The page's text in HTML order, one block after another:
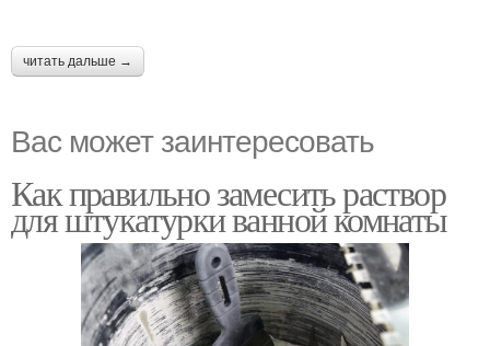
читать дальше →
Вас может заинтересовать
Как правильно замесить раствор
для штукатурки ванной комнаты